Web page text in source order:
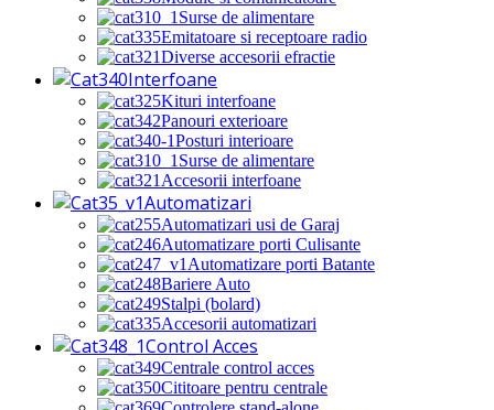
Surse de alimentare
Emitatoare si receptoare radio
Diverse accesorii efractie
Interfoane
Kituri interfoane
Panouri exterioare
Posturi interioare
Surse de alimentare
Accesorii interfoane
Automatizari
Automatizari usi de Garaj
Automatizare porti Culisante
Automatizare porti Batante
Bariere Auto
Stalpi (bolard)
Accesorii automatizari
Control Acces
Centrale control acces
Cititoare pentru centrale